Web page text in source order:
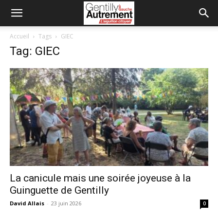
Accueil Tags GIEC
Tag: GIEC
La canicule mais une soirée joyeuse à la
Guinguette de Gentilly
David Allais - 23 juin 2026 0